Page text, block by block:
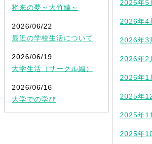
将来の夢～大竹編～
2026/06/22
最近の学校生活について
2026/06/19
大学生活（サークル編）
2026/06/16
大学での学び
2026年5
2026年4
2026年3
2026年2
2026年1
2025年
2025年
2025年